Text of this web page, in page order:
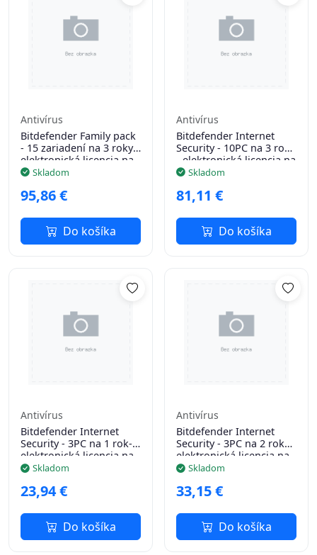
Antivírus
Bitdefender Family pack
- 15 zariadení na 3 roky -
elektronická licencia na
e-mail
Skladom
95,86 €
Do košíka
Antivírus
Bitdefender Internet
Security - 10PC na 3 roky
- elektronická licencia na
e-mail
Skladom
81,11 €
Do košíka
Antivírus
Bitdefender Internet
Security - 3PC na 1 rok-
elektronická licencia na
e-mail
Skladom
23,94 €
Do košíka
Antivírus
Bitdefender Internet
Security - 3PC na 2 roky -
elektronická licencia na
e-mail
Skladom
33,15 €
Do košíka